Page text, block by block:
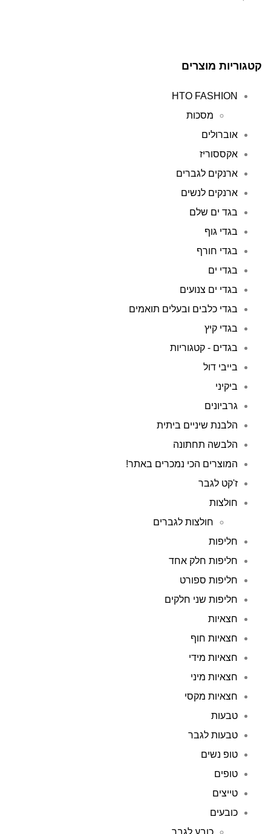
קטגוריות מוצרים
HTO FASHION
מסכות
אוברולים
אקססוריז
ארנקים לגברים
ארנקים לנשים
בגד ים שלם
בגדי גוף
בגדי חורף
בגדי ים
בגדי ים צנועים
בגדי כלבים ובעלים תואמים
בגדי קיץ
בגדים - קטגוריות
בייבי דול
ביקיני
גרביונים
הלבנת שיניים ביתית
הלבשה תחתונה
המוצרים הכי נמכרים באתר!
ז'קט לגבר
חולצות
חולצות לגברים
חליפות
חליפות חלק אחד
חליפות ספורט
חליפות שני חלקים
חצאיות
חצאיות חוף
חצאיות מידי
חצאיות מיני
חצאיות מקסי
טבעות
טבעות לגבר
טופ נשים
טופים
טייצים
כובעים
כובע לגבר